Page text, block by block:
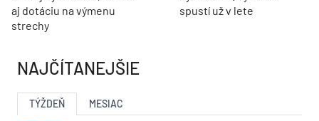
aj dotáciu na výmenu
strechy
spustí už v lete
NAJČÍTANEJŠIE
TÝŽDEŇ MESIAC